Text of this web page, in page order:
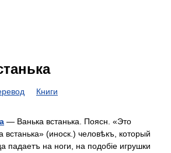
Книги
— Ванька встанька. Поясн. «Это
встанька» (иноск.) человѣкъ, который
падаетъ на ноги, на подобіе игрушки